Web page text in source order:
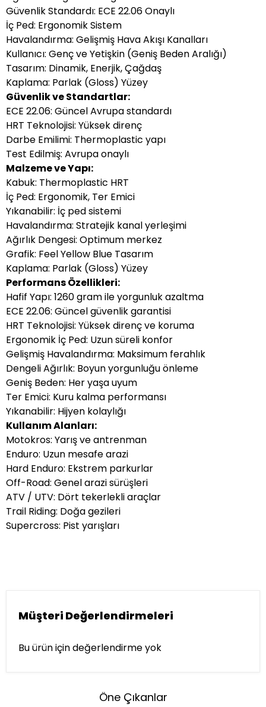
Güvenlik Standardı: ECE 22.06 Onaylı
İç Ped: Ergonomik Sistem
Havalandırma: Gelişmiş Hava Akışı Kanalları
Kullanıcı: Genç ve Yetişkin (Geniş Beden Aralığı)
Tasarım: Dinamik, Enerjik, Çağdaş
Kaplama: Parlak (Gloss) Yüzey
Güvenlik ve Standartlar:
ECE 22.06: Güncel Avrupa standardı
HRT Teknolojisi: Yüksek direnç
Darbe Emilimi: Thermoplastic yapı
Test Edilmiş: Avrupa onaylı
Malzeme ve Yapı:
Kabuk: Thermoplastic HRT
İç Ped: Ergonomik, Ter Emici
Yıkanabilir: İç ped sistemi
Havalandırma: Stratejik kanal yerleşimi
Ağırlık Dengesi: Optimum merkez
Grafik: Feel Yellow Blue Tasarım
Kaplama: Parlak (Gloss) Yüzey
Performans Özellikleri:
Hafif Yapı: 1260 gram ile yorgunluk azaltma
ECE 22.06: Güncel güvenlik garantisi
HRT Teknolojisi: Yüksek direnç ve koruma
Ergonomik İç Ped: Uzun süreli konfor
Gelişmiş Havalandırma: Maksimum ferahlık
Dengeli Ağırlık: Boyun yorgunluğu önleme
Geniş Beden: Her yaşa uyum
Ter Emici: Kuru kalma performansı
Yıkanabilir: Hijyen kolaylığı
Kullanım Alanları:
Motokros: Yarış ve antrenman
Enduro: Uzun mesafe arazi
Hard Enduro: Ekstrem parkurlar
Off-Road: Genel arazi sürüşleri
ATV / UTV: Dört tekerlekli araçlar
Trail Riding: Doğa gezileri
Supercross: Pist yarışları
Müşteri Değerlendirmeleri
Bu ürün için değerlendirme yok
Öne Çıkanlar